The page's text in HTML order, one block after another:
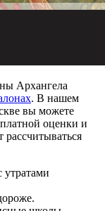
Архангела
. В нашем
вы можете
оценки и
рассчитываться
утратами